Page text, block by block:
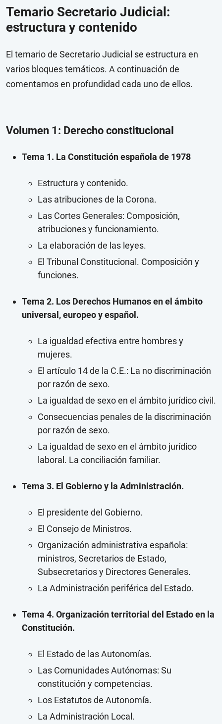
Temario Secretario Judicial:
estructura y contenido
El temario de Secretario Judicial se estructura en
varios bloques temáticos. A continuación de
comentamos en profundidad cada uno de ellos.
Volumen 1: Derecho constitucional
Tema 1. La Constitución española de 1978
Estructura y contenido.
Las atribuciones de la Corona.
Las Cortes Generales: Composición,
atribuciones y funcionamiento.
La elaboración de las leyes.
El Tribunal Constitucional. Composición y
funciones.
Tema 2. Los Derechos Humanos en el ámbito
universal, europeo y español.
La igualdad efectiva entre hombres y
mujeres.
El artículo 14 de la C.E.: La no discriminación
por razón de sexo.
La igualdad de sexo en el ámbito jurídico civil.
Consecuencias penales de la discriminación
por razón de sexo.
La igualdad de sexo en el ámbito jurídico
laboral. La conciliación familiar.
Tema 3. El Gobierno y la Administración.
El presidente del Gobierno.
El Consejo de Ministros.
Organización administrativa española:
ministros, Secretarios de Estado,
Subsecretarios y Directores Generales.
La Administración periférica del Estado.
Tema 4. Organización territorial del Estado en la
Constitución.
El Estado de las Autonomías.
Las Comunidades Autónomas: Su
constitución y competencias.
Los Estatutos de Autonomía.
La Administración Local.